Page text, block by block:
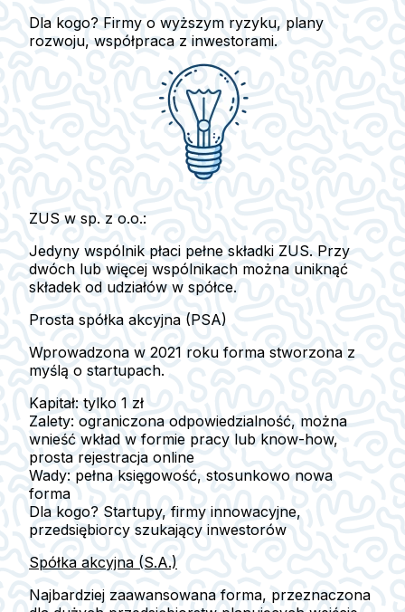
Dla kogo? Firmy o wyższym ryzyku, plany
rozwoju, współpraca z inwestorami.
ZUS w sp. z o.o.:
Jedyny wspólnik płaci pełne składki ZUS. Przy
dwóch lub więcej wspólnikach można uniknąć
składek od udziałów w spółce.
Prosta spółka akcyjna (PSA)
Wprowadzona w 2021 roku forma stworzona z
myślą o startupach.
Kapitał: tylko 1 zł
Zalety: ograniczona odpowiedzialność, można
wnieść wkład w formie pracy lub know-how,
prosta rejestracja online
Wady: pełna księgowość, stosunkowo nowa
forma
Dla kogo? Startupy, firmy innowacyjne,
przedsiębiorcy szukający inwestorów
Spółka akcyjna (S.A.)
Najbardziej zaawansowana forma, przeznaczona